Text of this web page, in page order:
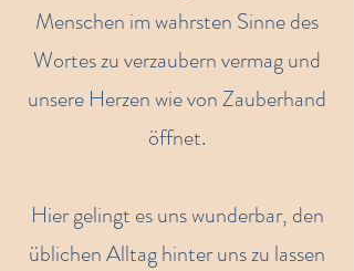
Menschen im wahrsten Sinne des
Wortes zu verzaubern vermag und
unsere Herzen wie von Zauberhand
öffnet.
Hier gelingt es uns wunderbar, den
üblichen Alltag hinter uns zu lassen